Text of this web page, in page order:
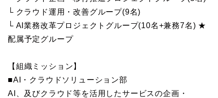
└ クラウド運用・改善グループ(9名)
└ AI業務改革プロジェクトグループ(10名+兼務7名) ★
配属予定グループ
【組織ミッション】
■AI・クラウドソリューション部
AI、及びクラウド等を活用したサービスの企画・